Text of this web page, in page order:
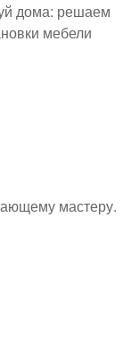
дома: решаем
мебели
мастеру.